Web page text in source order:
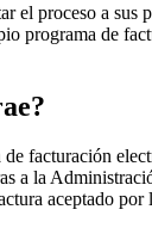
el proceso a sus
programa de
de facturación
a la
aceptado